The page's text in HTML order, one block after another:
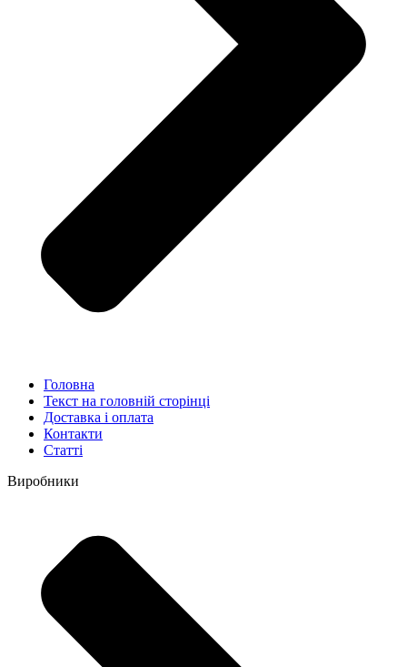
Головна
Текст на головній сторінці
Доставка і оплата
Контакти
Статті
Виробники